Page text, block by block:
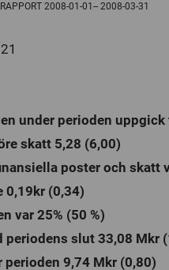
2008-01-01-- 2008-03-31
under perioden
skatt 5,28 (6,00)
poster och skatt
0,19kr (0,34)
var 25% (50 %)
periodens slut 33,08 Mkr
perioden 9,74 Mkr (0,80)